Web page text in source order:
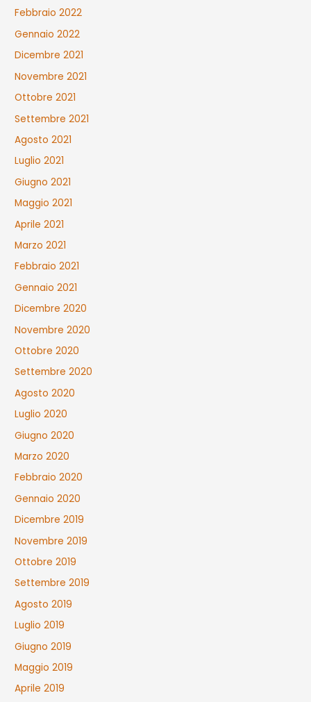
Febbraio 2022
Gennaio 2022
Dicembre 2021
Novembre 2021
Ottobre 2021
Settembre 2021
Agosto 2021
Luglio 2021
Giugno 2021
Maggio 2021
Aprile 2021
Marzo 2021
Febbraio 2021
Gennaio 2021
Dicembre 2020
Novembre 2020
Ottobre 2020
Settembre 2020
Agosto 2020
Luglio 2020
Giugno 2020
Marzo 2020
Febbraio 2020
Gennaio 2020
Dicembre 2019
Novembre 2019
Ottobre 2019
Settembre 2019
Agosto 2019
Luglio 2019
Giugno 2019
Maggio 2019
Aprile 2019